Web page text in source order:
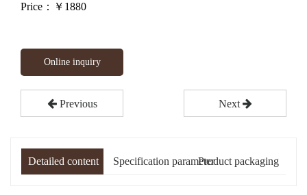
Price：￥ 1880
Online inquiry
Previous Next
Detailed content Specification parameterProduct packaging